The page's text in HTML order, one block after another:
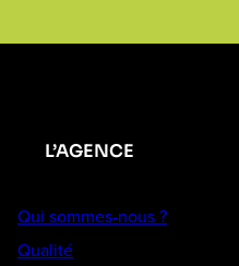
L’AGENCE
Qui sommes-nous ?
Qualité